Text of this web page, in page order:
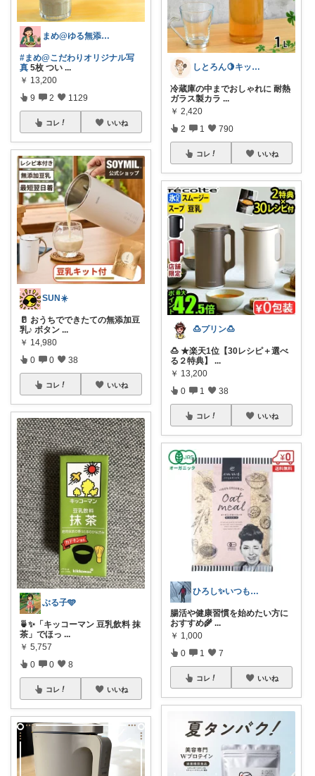
まめ@ゆる無添加でミニマル生活☕
#まめ@こだわりオリジナル写
真 5枚 つい ...
￥ 13,200
9 2 1129
コレ いいね
SUN☀️
🥛 おうちでできたての無添加豆
乳♪ ボタン ...
￥ 14,980
0 0 38
コレ いいね
ぶる子🩵
🍵✨「キッコーマン 豆乳飲料 抹
茶」でほっ ...
￥ 5,757
0 0 8
コレ いいね
しとろん🍋キッチンと暮らしの愛用品
冷蔵庫の中までおしゃれに 耐熱
ガラス製カラ ...
￥ 2,420
2 1 790
コレ いいね
🍮プリン🍮
🍮 ★楽天1位【30レシピ＋選べ
る２特典】
...
￥ 13,200
0 1 38
コレ いいね
ひろし✨いつもありがとうございます✨
腸活や健康習慣を始めたい方に
おすすめ🌾 ...
￥ 1,000
0 1 7
コレ いいね